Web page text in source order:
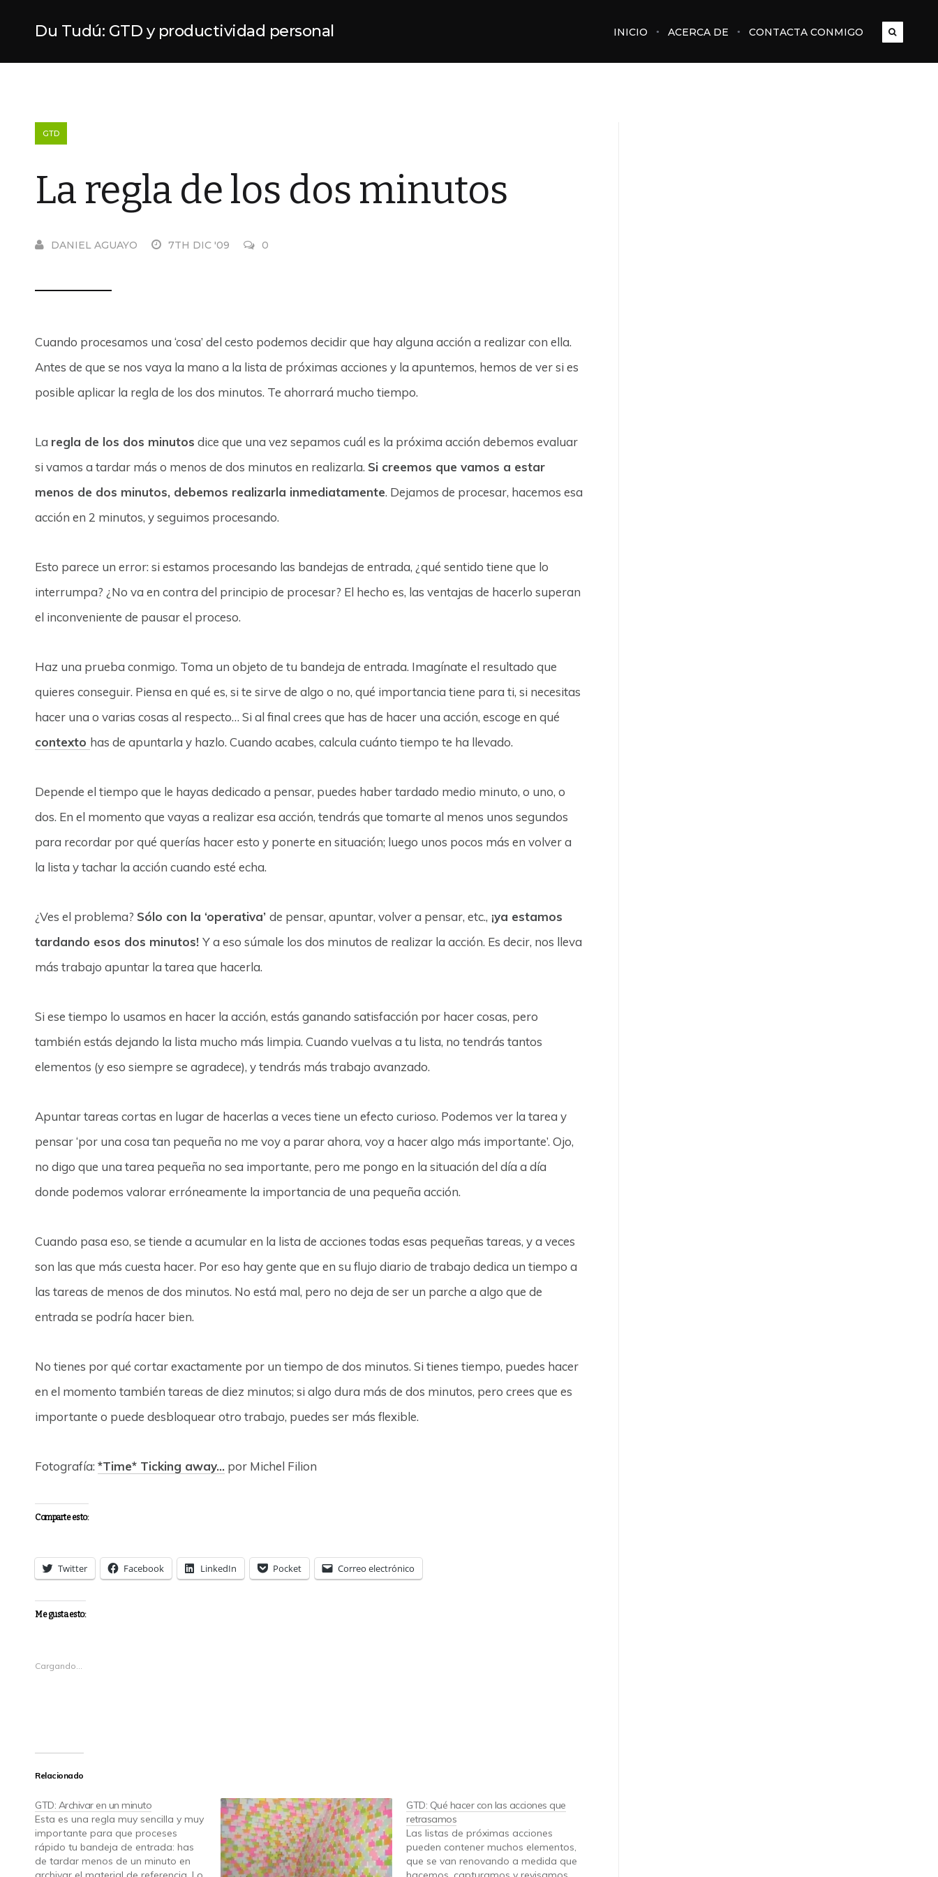
Du Tudú: GTD y productividad personal INICIO ACERCA DE CONTACTA CONMIGO
GTD
La regla de los dos minutos
DANIEL AGUAYO 7TH DIC '09 0
Cuando procesamos una ‘cosa’ del cesto podemos decidir que hay alguna acción a realizar con ella.
Antes de que se nos vaya la mano a la lista de próximas acciones y la apuntemos, hemos de ver si es
posible aplicar la regla de los dos minutos. Te ahorrará mucho tiempo.
La regla de los dos minutos dice que una vez sepamos cuál es la próxima acción debemos evaluar
si vamos a tardar más o menos de dos minutos en realizarla. Si creemos que vamos a estar
menos de dos minutos, debemos realizarla inmediatamente. Dejamos de procesar, hacemos esa
acción en 2 minutos, y seguimos procesando.
Esto parece un error: si estamos procesando las bandejas de entrada, ¿qué sentido tiene que lo
interrumpa? ¿No va en contra del principio de procesar? El hecho es, las ventajas de hacerlo superan
el inconveniente de pausar el proceso.
Haz una prueba conmigo. Toma un objeto de tu bandeja de entrada. Imagínate el resultado que
quieres conseguir. Piensa en qué es, si te sirve de algo o no, qué importancia tiene para ti, si necesitas
hacer una o varias cosas al respecto… Si al final crees que has de hacer una acción, escoge en qué
contexto has de apuntarla y hazlo. Cuando acabes, calcula cuánto tiempo te ha llevado.
Depende el tiempo que le hayas dedicado a pensar, puedes haber tardado medio minuto, o uno, o
dos. En el momento que vayas a realizar esa acción, tendrás que tomarte al menos unos segundos
para recordar por qué querías hacer esto y ponerte en situación; luego unos pocos más en volver a
la lista y tachar la acción cuando esté echa.
¿Ves el problema? Sólo con la ‘operativa’de pensar, apuntar, volver a pensar, etc., ¡ya estamos
tardando esos dos minutos!Y a eso súmale los dos minutos de realizar la acción. Es decir, nos lleva
más trabajo apuntar la tarea que hacerla.
Si ese tiempo lo usamos en hacer la acción, estás ganando satisfacción por hacer cosas, pero
también estás dejando la lista mucho más limpia. Cuando vuelvas a tu lista, no tendrás tantos
elementos (y eso siempre se agradece), y tendrás más trabajo avanzado.
Apuntar tareas cortas en lugar de hacerlas a veces tiene un efecto curioso. Podemos ver la tarea y
pensar ‘por una cosa tan pequeña no me voy a parar ahora, voy a hacer algo más importante’. Ojo,
no digo que una tarea pequeña no sea importante, pero me pongo en la situación del día a día
donde podemos valorar erróneamente la importancia de una pequeña acción.
Cuando pasa eso, se tiende a acumular en la lista de acciones todas esas pequeñas tareas, y a veces
son las que más cuesta hacer. Por eso hay gente que en su flujo diario de trabajo dedica un tiempo a
las tareas de menos de dos minutos. No está mal, pero no deja de ser un parche a algo que de
entrada se podría hacer bien.
No tienes por qué cortar exactamente por un tiempo de dos minutos. Si tienes tiempo, puedes hacer
en el momento también tareas de diez minutos; si algo dura más de dos minutos, pero crees que es
importante o puede desbloquear otro trabajo, puedes ser más flexible.
Fotografía:*Time* Ticking away… por Michel Filion
Comparte esto:
Twitter Facebook LinkedIn Pocket Correo electrónico
Me gusta esto:
Cargando...
Relacionado
GTD: Archivar en un minuto
Esta es una regla muy sencilla y muy
importante para que proceses
rápido tu bandeja de entrada: has
de tardar menos de un minuto en
GTD: Qué hacer con las acciones que
retrasamos
Las listas de próximas acciones
pueden contener muchos elementos,
que se van renovando a medida que